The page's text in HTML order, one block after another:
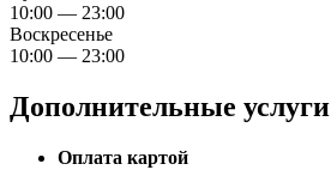
10:00 — 23:00
Воскресенье
10:00 — 23:00
Дополнительные услуги
Оплата картой